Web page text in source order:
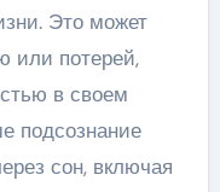
Это может
или потерей,
в своем
подсознание
сон, включая